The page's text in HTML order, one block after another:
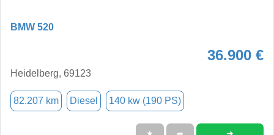
BMW 520
36.900 €
Heidelberg, 69123
82.207 km Diesel 140 kw (190 PS)